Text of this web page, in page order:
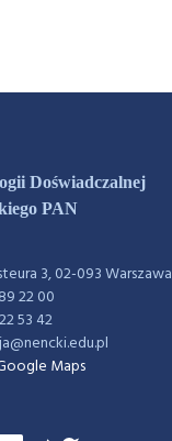
Doświadczalnej
PAN
3, 02-093 Warszawa
22 00
53 42
Maps